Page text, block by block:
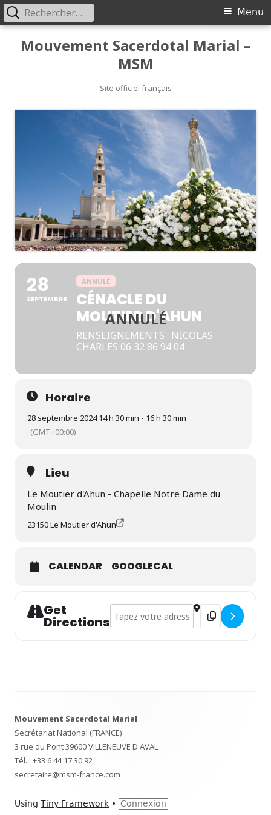
Mouvement Sacerdotal Marial –
MSM
Site officiel français
Primary
Menu
Menu
Rechercher :
28
SEPTEMBRE
ANNULÉ
CÉNACLE DU
MOUTIER D'AHUN
RENSEIGNEMENTS : NICOLAS
CHARLES 06 32 86 94 04
Horaire
28 septembre 2024 14 h 30 min - 16 h 30 min
(GMT+00:00)
Lieu
Le Moutier d'Ahun - Chapelle Notre Dame du
Moulin
23150 Le Moutier d'Ahun
CALENDAR GOOGLECAL
Get
Directions
Address - Cénacle du Moutier d'Ahun []
Destination
Content
Mouvement Sacerdotal Marial
Secrétariat National (FRANCE)
3 rue du Pont 39600 VILLENEUVE D'AVAL
Tél. : +33 6 44 17 30 92
secretaire@msm-france.com
Using Tiny Framework • Connexion